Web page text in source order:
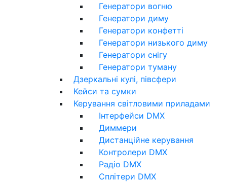
Генератори вогню
Генератори диму
Генератори конфетті
Генератори низького диму
Генератори снігу
Генератори туману
Дзеркальні кулі, півсфери
Кейси та сумки
Керування світловими приладами
Інтерфейси DMX
Диммери
Дистанційне керування
Контролери DMX
Радіо DMX
Сплітери DMX